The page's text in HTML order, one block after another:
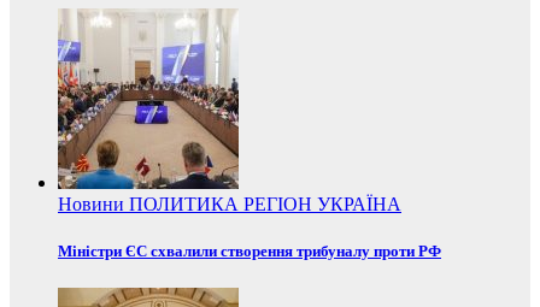
Новини ПОЛИТИКА РЕГІОН УКРАЇНА
Міністри ЄС схвалили створення трибуналу проти РФ